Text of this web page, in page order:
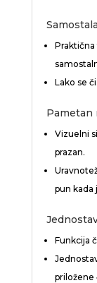
Praktična
Lako se
Pametan
Vizuelni
prazan.
pun kada
Funkcija
priložene